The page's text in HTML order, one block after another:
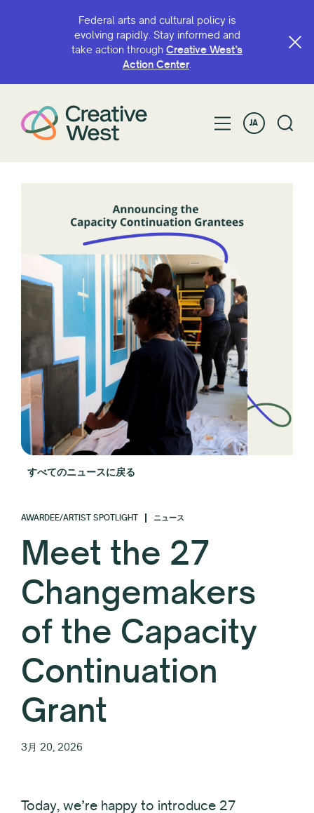
Federal arts and cultural policy is
evolving rapidly. Stay informed and
take action through Creative West’s
Action Center.
JA
すべてのニュースに戻る
AWARDEE/ARTIST SPOTLIGHT ニュース
Meet the 27
Changemakers
of the Capacity
Continuation
Grant
3月 20, 2026
Today, we’re happy to introduce 27